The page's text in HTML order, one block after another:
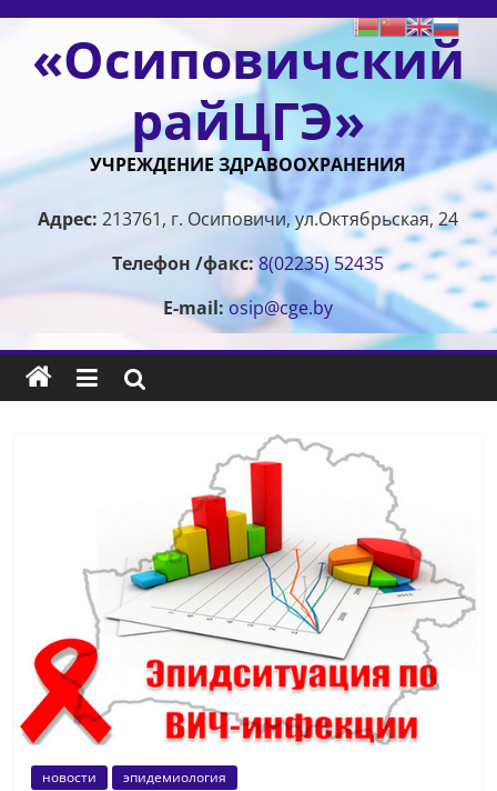
Перейти
содержимому
«Осиповичский
райЦГЭ»
УЧРЕЖДЕНИЕ ЗДРАВООХРАНЕНИЯ
Адрес: 213761, г. Осиповичи, ул.Октябрьская, 24
Телефон /факс:8(02235) 52435
E-mail: osip@cge.by
новости эпидемиология